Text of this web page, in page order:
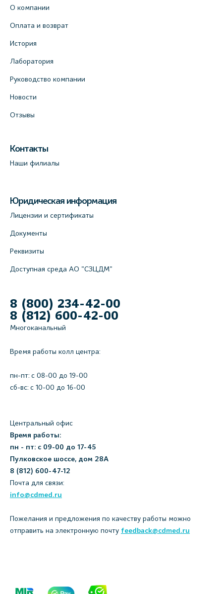
О компании
Оплата и возврат
История
Лаборатория
Руководство компании
Новости
Отзывы
Контакты
Наши филиалы
Юридическая информация
Лицензии и сертификаты
Документы
Реквизиты
Доступная среда АО "СЗЦДМ"
8 (800) 234-42-00
8 (812) 600-42-00
Многоканальный
Время работы колл центра:
пн-пт: c 08-00 до 19-00
сб-вс: с 10-00 до 16-00
Центральный офис
Время работы:
пн - пт: с 09-00 до 17-45
Пулковское шоссе, дом 28А
8 (812) 600-47-12
Почта для связи:
info@cdmed.ru
Пожелания и предложения по качеству работы можно
отправить на электронную почту feedback@cdmed.ru